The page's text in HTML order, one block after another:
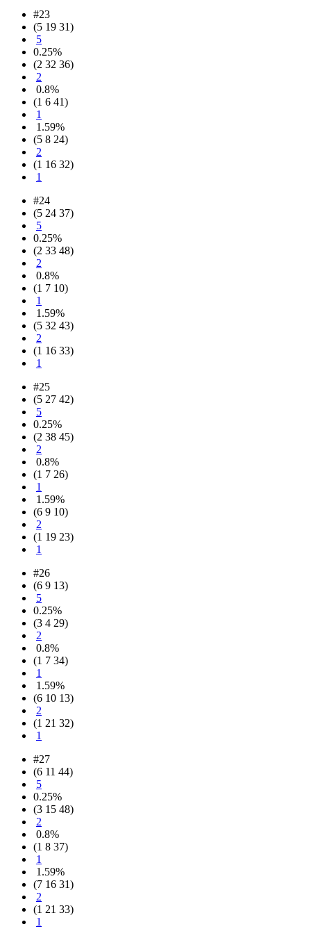
#23
(5 19 31)
5
0.25%
(2 32 36)
2
0.8%
(1 6 41)
1
1.59%
(5 8 24)
2
(1 16 32)
1
#24
(5 24 37)
5
0.25%
(2 33 48)
2
0.8%
(1 7 10)
1
1.59%
(5 32 43)
2
(1 16 33)
1
#25
(5 27 42)
5
0.25%
(2 38 45)
2
0.8%
(1 7 26)
1
1.59%
(6 9 10)
2
(1 19 23)
1
#26
(6 9 13)
5
0.25%
(3 4 29)
2
0.8%
(1 7 34)
1
1.59%
(6 10 13)
2
(1 21 32)
1
#27
(6 11 44)
5
0.25%
(3 15 48)
2
0.8%
(1 8 37)
1
1.59%
(7 16 31)
2
(1 21 33)
1